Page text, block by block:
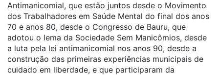
Antimanicomial, que estão juntos desde o Movimento
dos Trabalhadores em Saúde Mental do final dos anos
70 e anos 80, desde o Congresso de Bauru, que
adotou o lema da Sociedade Sem Manicômios, desde
a luta pela lei antimanicomial nos anos 90, desde a
construção das primeiras experiências municipais de
cuidado em liberdade, e que participaram da